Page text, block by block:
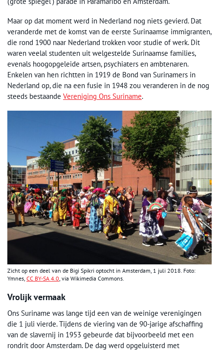
Maar op dat moment werd in Nederland nog niets gevierd. Dat
veranderde met de komst van de eerste Surinaamse immigranten,
die rond 1900 naar Nederland trokken voor studie of werk. Dit
waren veelal studenten uit welgestelde Surinaamse families,
evenals hoogopgeleide artsen, psychiaters en ambtenaren.
Enkelen van hen richtten in 1919 de Bond van Surinamers in
Nederland op, die na een fusie in 1948 zou veranderen in de nog
steeds bestaande Vereniging Ons Suriname.
Zicht op een deel van de Bigi Spikri optocht in Amsterdam, 1 juli 2018. Foto:
Ymnes, CC BY-SA 4.0 , via Wikimedia Commons.
Vrolijk vermaak
Ons Suriname was lange tijd een van de weinige verenigingen
die 1 juli vierde. Tijdens de viering van de 90-jarige afschaffing
van de slavernij in 1953 gebeurde dat bijvoorbeeld met een
rondrit door Amsterdam. De dag werd opgeluisterd met